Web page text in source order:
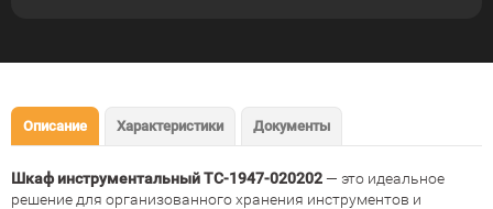
Описание Характеристики Документы
Шкаф инструментальный TC-1947-020202— это идеальное
решение для организованного хранения инструментов и